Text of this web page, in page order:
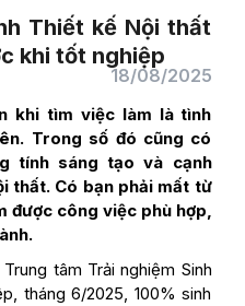
Thiết kế Nội thất
khi tốt nghiệp
18/08/2025
khi tìm việc làm là tình
Trong số đó cũng có
tính sáng tạo và cạnh
thất. Có bạn phải mất từ
được công việc phù hợp,
tâm Trải nghiệm Sinh
tháng 6/2025, 100% sinh